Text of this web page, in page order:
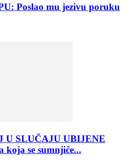
Poslao mu jezivu poruku
U SLUČAJU UBIJENE
koja se sumnjiče...